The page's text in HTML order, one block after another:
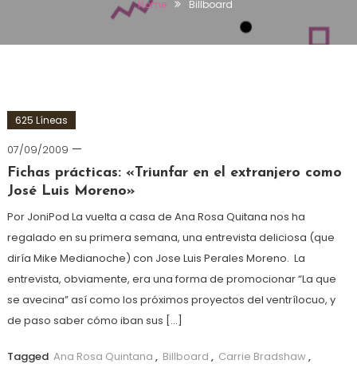
Home Billboard
625 Líneas
07/09/2009
Fichas prácticas: «Triunfar en el extranjero como
José Luis Moreno»
Por JoniPod La vuelta a casa de Ana Rosa Quitana nos ha
regalado en su primera semana, una entrevista deliciosa (que
diría Mike Medianoche) con Jose Luis Perales Moreno. La
entrevista, obviamente, era una forma de promocionar “La que
se avecina” así como los próximos proyectos del ventrílocuo, y
de paso saber cómo iban sus […]
Tagged Ana Rosa Quintana , Billboard , Carrie Bradshaw,